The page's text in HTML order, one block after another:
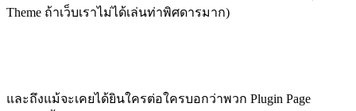
Theme ถ้าเว็บเราไม่ได้เล่นท่าพิศดารมาก)
และถึงแม้จะเคยได้ยินใครต่อใครบอกว่าพวก Plugin Page